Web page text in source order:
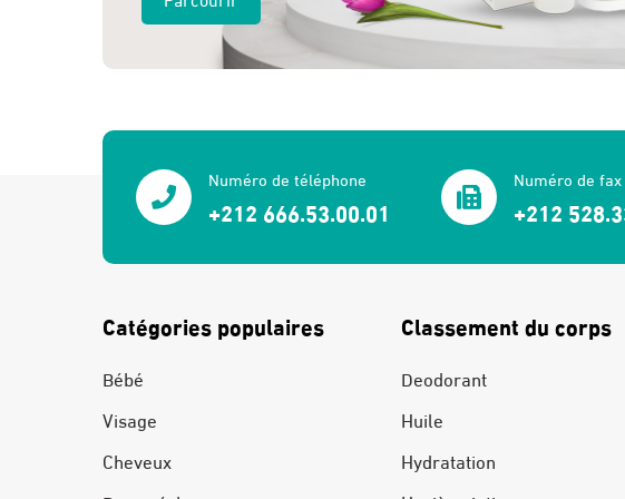
Numéro de téléphone
+212 666.53.00.01
Numéro de fax
+212
Catégories populaires
Bébé
Visage
Cheveux
Classement du corps
Deodorant
Huile
Hydratation